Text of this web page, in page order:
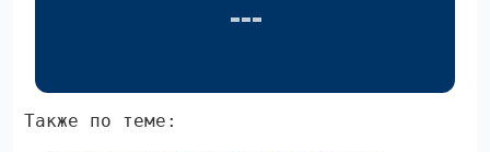
Также по теме: